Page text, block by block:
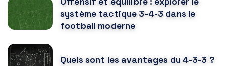
système tactique 3-4-3 dans le
football moderne
Quels sont les avantages du 4-3-3 ?